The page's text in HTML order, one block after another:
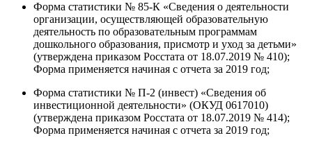
Форма статистики № 85-К «Сведения о деятельности
организации, осуществляющей образовательную
деятельность по образовательным программам
дошкольного образования, присмотр и уход за детьми»
(утверждена приказом Росстата от 18.07.2019 № 410);
Форма применяется начиная с отчета за 2019 год;
Форма статистики № П-2 (инвест) «Сведения об
инвестиционной деятельности» (ОКУД 0617010)
(утверждена приказом Росстата от 18.07.2019 № 414);
Форма применяется начиная с отчета за 2019 год;